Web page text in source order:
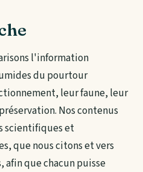
l'information
du pourtour
leur faune, leur
Nos contenus
scientifiques et
que nous citons et vers
afin que chacun puisse